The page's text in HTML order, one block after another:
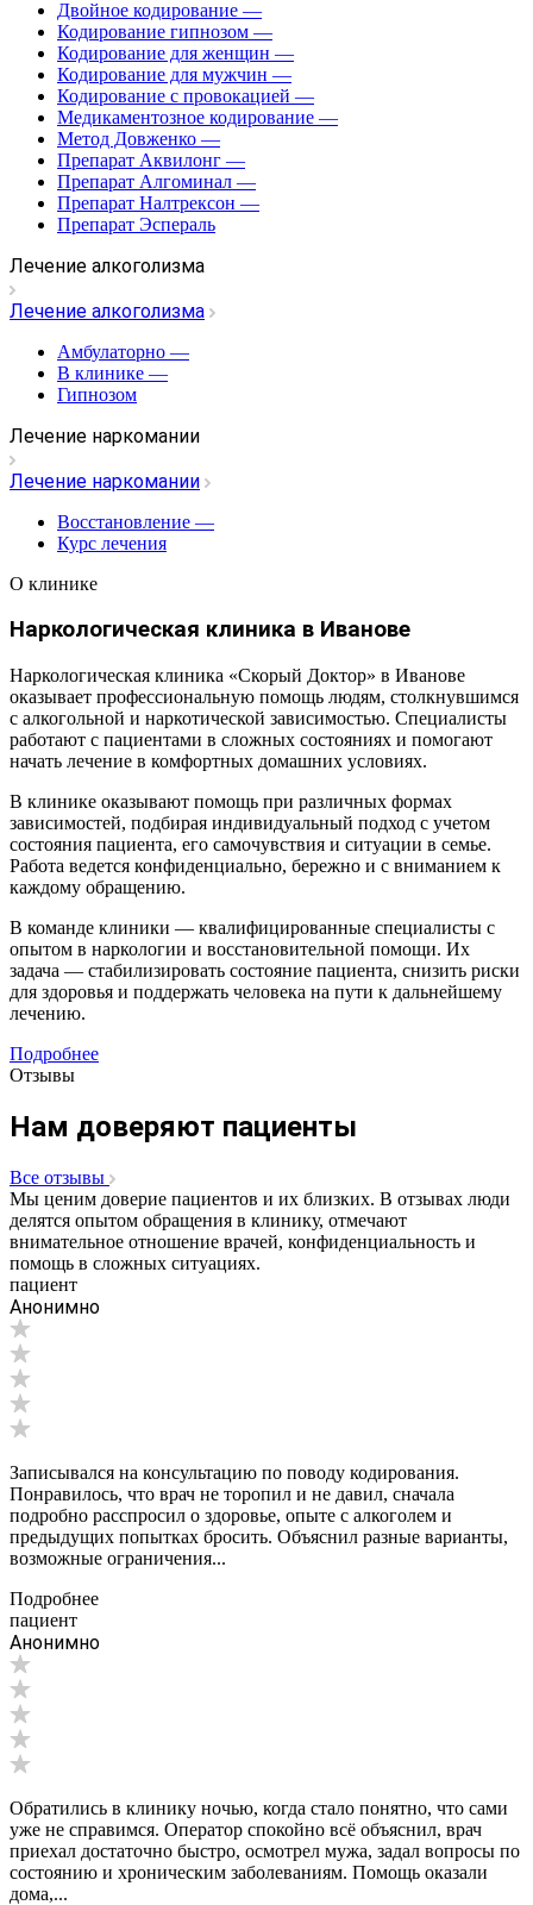
Двойное кодирование —
Кодирование гипнозом —
Кодирование для женщин —
Кодирование для мужчин —
Кодирование с провокацией —
Медикаментозное кодирование —
Метод Довженко —
Препарат Аквилонг —
Препарат Алгоминал —
Препарат Налтрексон —
Препарат Эспераль
Лечение алкоголизма
Лечение алкоголизма
Амбулаторно —
В клинике —
Гипнозом
Лечение наркомании
Лечение наркомании
Восстановление —
Курс лечения
О клинике
Наркологическая клиника в Иванове
Наркологическая клиника «Скорый Доктор» в Иванове
оказывает профессиональную помощь людям, столкнувшимся
с алкогольной и наркотической зависимостью. Специалисты
работают с пациентами в сложных состояниях и помогают
начать лечение в комфортных домашних условиях.
В клинике оказывают помощь при различных формах
зависимостей, подбирая индивидуальный подход с учетом
состояния пациента, его самочувствия и ситуации в семье.
Работа ведется конфиденциально, бережно и с вниманием к
каждому обращению.
В команде клиники — квалифицированные специалисты с
опытом в наркологии и восстановительной помощи. Их
задача — стабилизировать состояние пациента, снизить риски
для здоровья и поддержать человека на пути к дальнейшему
лечению.
Подробнее
Отзывы
Нам доверяют пациенты
Все отзывы
Мы ценим доверие пациентов и их близких. В отзывах люди
делятся опытом обращения в клинику, отмечают
внимательное отношение врачей, конфиденциальность и
помощь в сложных ситуациях.
пациент
Анонимно
Записывался на консультацию по поводу кодирования.
Понравилось, что врач не торопил и не давил, сначала
подробно расспросил о здоровье, опыте с алкоголем и
предыдущих попытках бросить. Объяснил разные варианты,
возможные ограничения...
Подробнее
пациент
Анонимно
Обратились в клинику ночью, когда стало понятно, что сами
уже не справимся. Оператор спокойно всё объяснил, врач
приехал достаточно быстро, осмотрел мужа, задал вопросы по
состоянию и хроническим заболеваниям. Помощь оказали
дома,...